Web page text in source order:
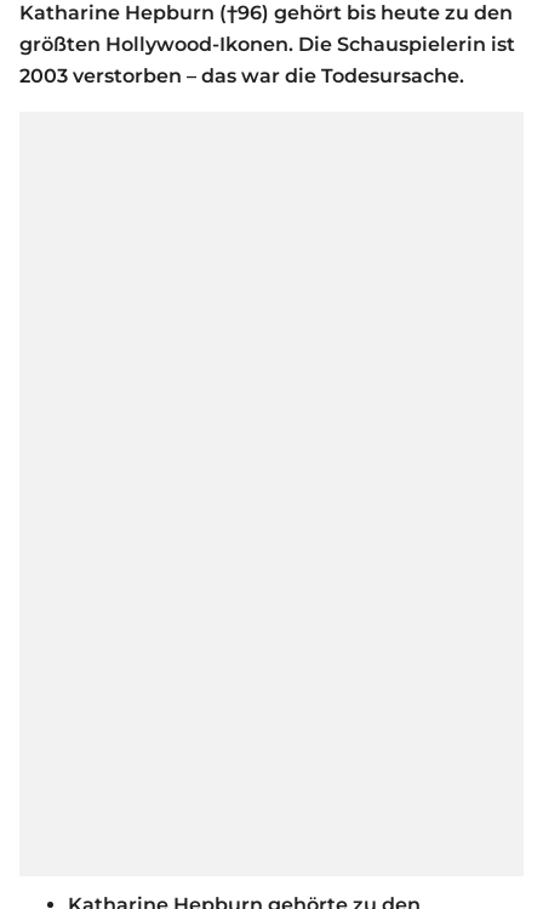
Katharine Hepburn (†96) gehört bis heute zu den
größten Hollywood-Ikonen. Die Schauspielerin ist
2003 verstorben – das war die Todesursache.